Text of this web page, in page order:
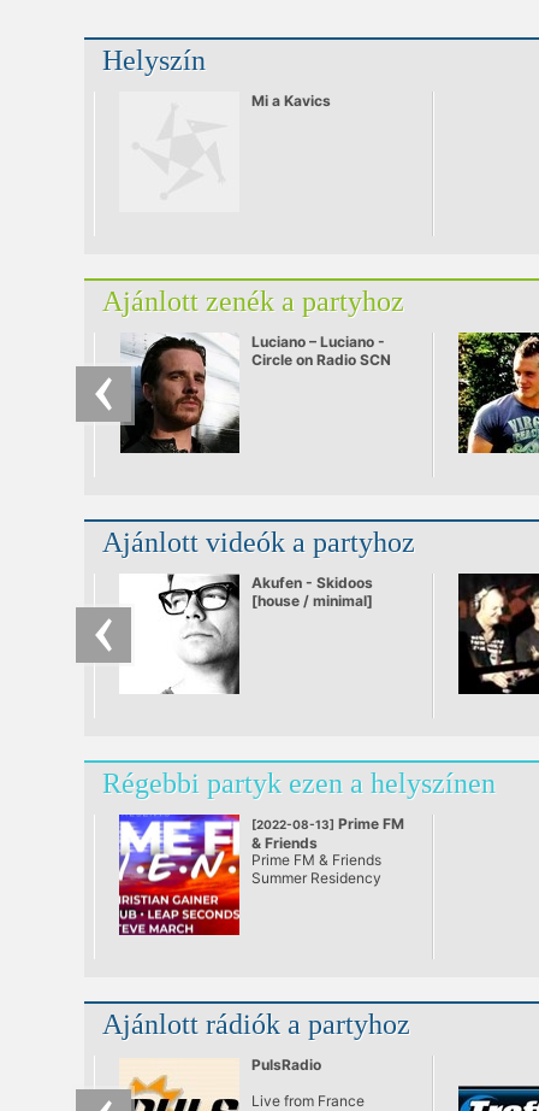
Helyszín
Mi a Kavics
Ajánlott zenék a partyhoz
Luciano – Luciano -
Circle on Radio SCN
Ajánlott videók a partyhoz
Akufen - Skidoos
[house / minimal]
Régebbi partyk ezen a helyszínen
[2022-08-13] Prime FM
& Friends
@ Mi a Kavics
Prime FM & Friends
Summer Residency
Ajánlott rádiók a partyhoz
PulsRadio
Live from France